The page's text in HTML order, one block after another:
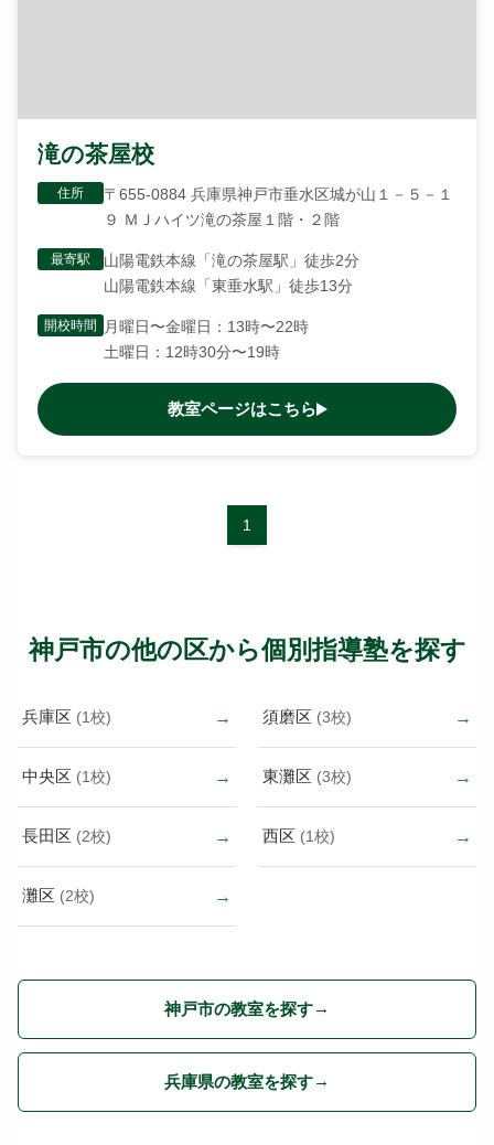
滝の茶屋校
住所
〒655-0884 兵庫県神戸市垂水区城が山１－５－１
９ ＭＪハイツ滝の茶屋１階・２階
最寄駅
山陽電鉄本線「滝の茶屋駅」徒歩2分
山陽電鉄本線「東垂水駅」徒歩13分
開校時間
月曜日〜金曜日：13時〜22時
土曜日：12時30分〜19時
教室ページはこちら
1
神戸市の他の区から個別指導塾を探す
兵庫区 (1校) 須磨区 (3校)
中央区 (1校) 東灘区 (3校)
長田区 (2校) 西区 (1校)
灘区 (2校)
神戸市の教室を探す
兵庫県の教室を探す